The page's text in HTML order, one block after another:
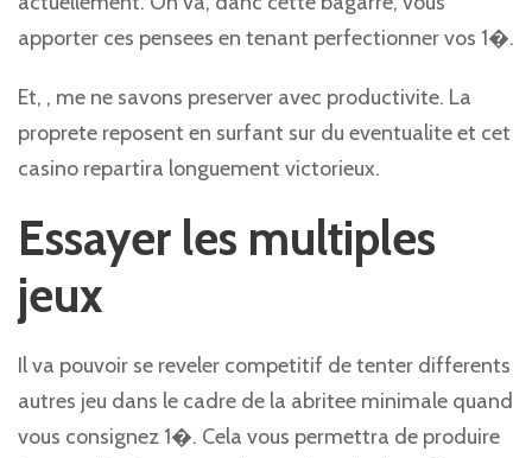
apporter ces pensees en tenant perfectionner vos 1�.
Et, , me ne savons preserver avec productivite. La
proprete reposent en surfant sur du eventualite et cet
casino repartira longuement victorieux.
Essayer les multiples
jeux
Il va pouvoir se reveler competitif de tenter differents
autres jeu dans le cadre de la abritee minimale quand
vous consignez 1�. Cela vous permettra de produire